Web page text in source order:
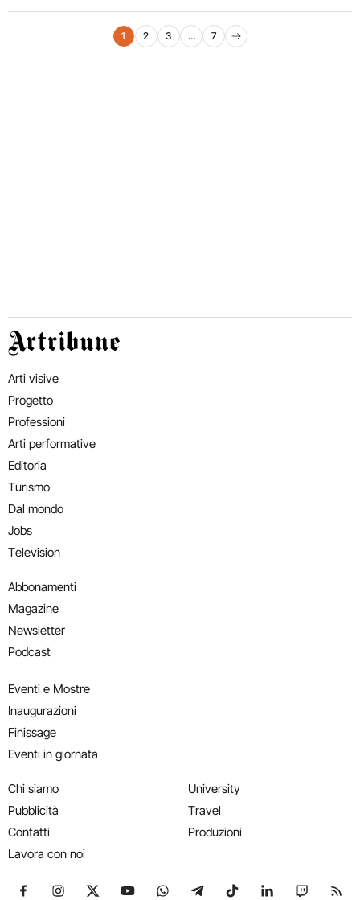
Paginazione degli articoli
1 2 3 … 7
Pagina successiva
Artribune
Arti visive
Progetto
Professioni
Arti performative
Editoria
Turismo
Dal mondo
Jobs
Television
Abbonamenti
Magazine
Newsletter
Podcast
Eventi e Mostre
Inaugurazioni
Finissage
Eventi in giornata
Chi siamo
Pubblicità
Contatti
Lavora con noi
University
Travel
Produzioni
Seguici su Facebook
Seguici su Instagram
Seguici su X
Seguici su YouTube
Seguici su WhatsApp
Seguici su Telegram
Seguici su TikTok
Seguici su
Seguici